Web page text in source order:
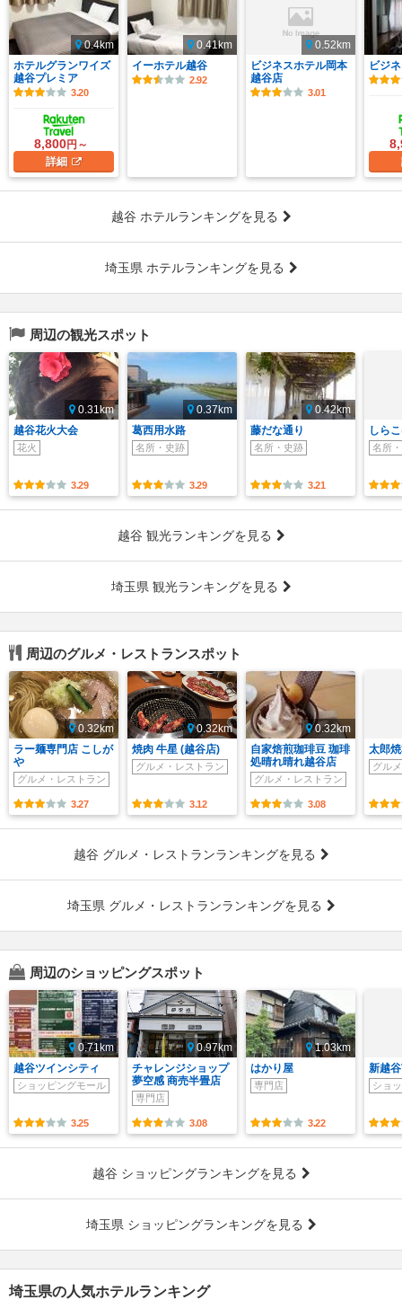
0.4km
ホテルグランワイズ
越谷プレミア
3.20
8,800円～
詳細
0.41km
イーホテル越谷
2.92
0.52km
ビジネスホテル岡本
越谷店
3.01
ビジ
越谷 ホテルランキングを見る
埼玉県 ホテルランキングを見る
周辺の観光スポット
0.31km
越谷花火大会
花火
3.29
0.37km
葛西用水路
名所・史跡
3.29
0.42km
藤だな通り
名所・史跡
3.21
しら
名所
越谷 観光ランキングを見る
埼玉県 観光ランキングを見る
周辺のグルメ・レストランスポット
0.32km
ラー麺専門店 こしが
や
グルメ・レストラン
3.27
0.32km
焼肉 牛星 (越谷店)
グルメ・レストラン
3.12
0.32km
自家焙煎珈琲豆 珈琲
処晴れ晴れ越谷店
グルメ・レストラン
3.08
太郎
グル
越谷 グルメ・レストランランキングを見る
埼玉県 グルメ・レストランランキングを見る
周辺のショッピングスポット
0.71km
越谷ツインシティ
ショッピングモール
3.25
0.97km
チャレンジショップ
夢空感 商売半畳店
専門店
3.08
1.03km
はかり屋
専門店
3.22
新越
ショ
越谷 ショッピングランキングを見る
埼玉県 ショッピングランキングを見る
埼玉県の人気ホテルランキング